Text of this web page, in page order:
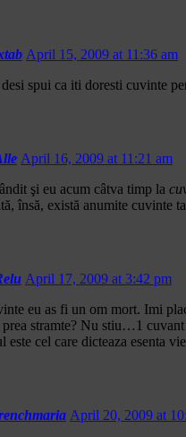
April 15, 2009 at 11:36 am
spui ca iti doresti cuvinte
April 16, 2009 at 11:21 am
şi eu acum câtva timp la
însă, există anumite cuvinte
April 17, 2009 at 3:42 pm
eu as fi un om mort. Imi
stramte? Nu stiu…1
este cel care dicteaza esenta
April 20, 2009 at